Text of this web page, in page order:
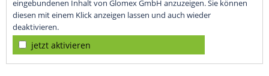
eingebundenen Inhalt von Glomex GmbH anzuzeigen. Sie können
diesen mit einem Klick anzeigen lassen und auch wieder
deaktivieren.
jetzt aktivieren